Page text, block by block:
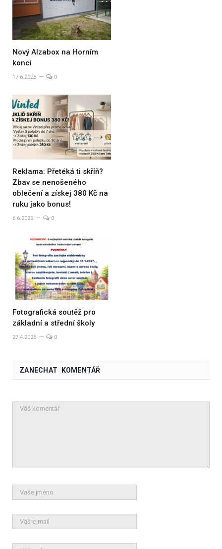
Nový Alzabox na Horním
konci
17.6.2026 0
Reklama: Přetéká ti skříň?
Zbav se nenošeného
oblečení a získej 380 Kč na
ruku jako bonus!
6.6.2026 0
Fotografická soutěž pro
základní a střední školy
27.4.2026 0
ZANECHAT KOMENTÁŘ